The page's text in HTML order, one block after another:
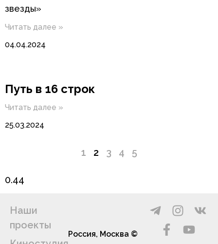
звезды»
Читать далее »
04.04.2024
Путь в 16 строк
Читать далее »
25.03.2024
1 2 3 4 5
Россия, Москва ©
Наши
проекты
T
I
n
V
F
a
c
Y
u